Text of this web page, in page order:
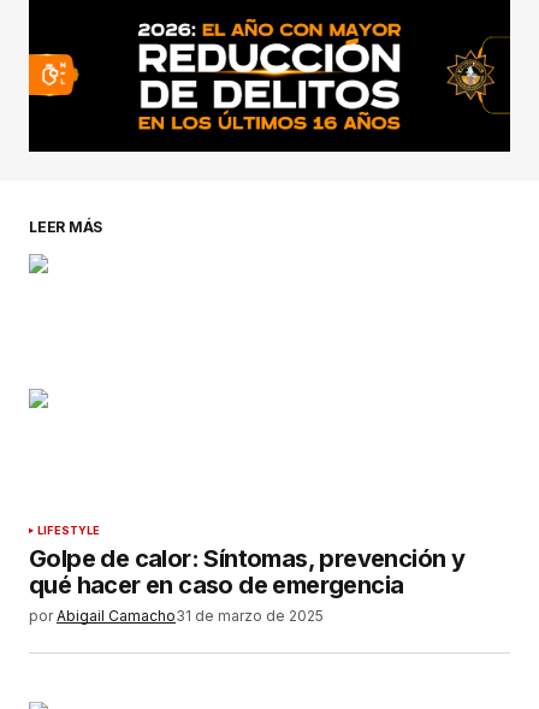
conectado
LEER MÁS
LIFESTYLE
Golpe de calor: Síntomas, prevención y
qué hacer en caso de emergencia
por Abigail Camacho31 de marzo de 2025